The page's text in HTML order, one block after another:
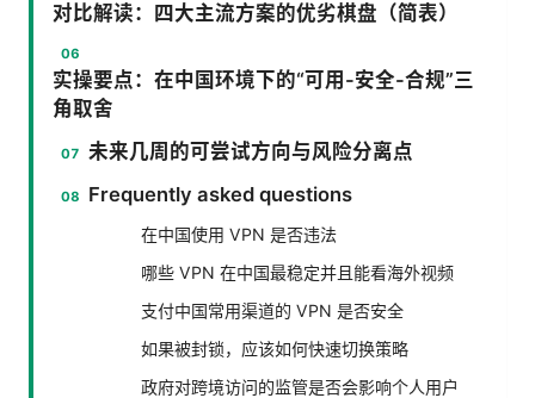
对比解读：四大主流方案的优劣棋盘（简表）
实操要点：在中国环境下的“可用-安全-合规”三
角取舍
未来几周的可尝试方向与风险分离点
Frequently asked questions
在中国使用 VPN 是否违法
哪些 VPN 在中国最稳定并且能看海外视频
支付中国常用渠道的 VPN 是否安全
如果被封锁，应该如何快速切换策略
政府对跨境访问的监管是否会影响个人用户